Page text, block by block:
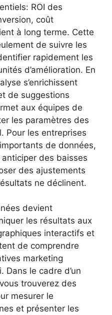
ROI des
coût
à long terme. Cette
de suivre les
rapidement les
d’amélioration. En
s’enrichissent
de suggestions
aux équipes de
les paramètres des
Pour les entreprises
de données,
anticiper des baisses
des ajustements
ne déclinent.
devient
les résultats aux
interactifs et
de comprendre
marketing
le cadre d’un
trouverez des
mesurer le
et présenter les